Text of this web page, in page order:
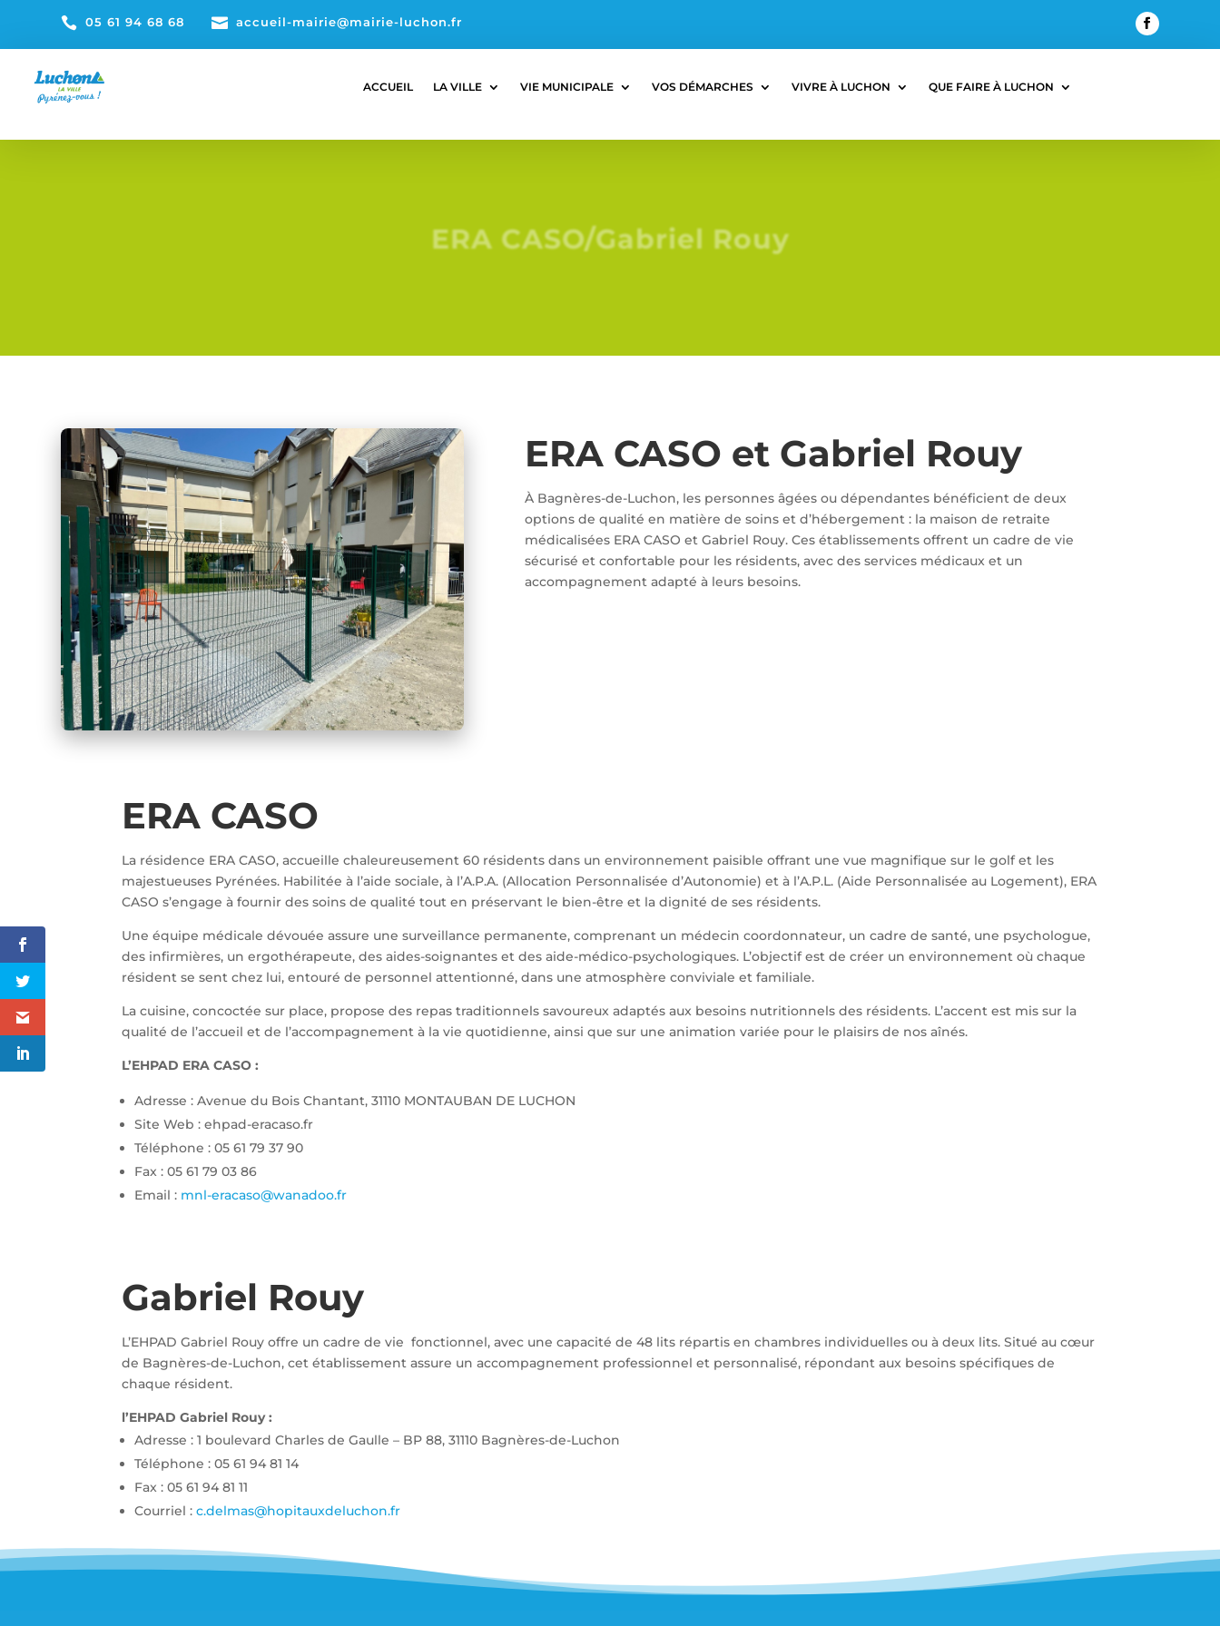
 05 61 94 68 68  accueil-mairie@mairie-luchon.fr
ACCUEIL LA VILLE VIE MUNICIPALE VOS DÉMARCHES VIVRE À LUCHON QUE FAIRE À LUCHON
ERA CASO/Gabriel Rouy
ERA CASO et Gabriel Rouy
À Bagnères-de-Luchon, les personnes âgées ou dépendantes bénéficient de deux
options de qualité en matière de soins et d’hébergement : la maison de retraite
médicalisées ERA CASO et Gabriel Rouy. Ces établissements offrent un cadre de vie
sécurisé et confortable pour les résidents, avec des services médicaux et un
accompagnement adapté à leurs besoins.
ERA CASO
La résidence ERA CASO, accueille chaleureusement 60 résidents dans un environnement paisible offrant une vue magnifique sur le golf et les
majestueuses Pyrénées. Habilitée à l’aide sociale, à l’A.P.A. (Allocation Personnalisée d’Autonomie) et à l’A.P.L. (Aide Personnalisée au Logement), ERA
CASO s’engage à fournir des soins de qualité tout en préservant le bien-être et la dignité de ses résidents.
Une équipe médicale dévouée assure une surveillance permanente, comprenant un médecin coordonnateur, un cadre de santé, une psychologue,
des infirmières, un ergothérapeute, des aides-soignantes et des aide-médico-psychologiques. L’objectif est de créer un environnement où chaque
résident se sent chez lui, entouré de personnel attentionné, dans une atmosphère conviviale et familiale.
La cuisine, concoctée sur place, propose des repas traditionnels savoureux adaptés aux besoins nutritionnels des résidents. L’accent est mis sur la
qualité de l’accueil et de l’accompagnement à la vie quotidienne, ainsi que sur une animation variée pour le plaisirs de nos aînés.
L’EHPAD ERA CASO :
Adresse : Avenue du Bois Chantant, 31110 MONTAUBAN DE LUCHON
Site Web : ehpad-eracaso.fr
Téléphone : 05 61 79 37 90
Fax : 05 61 79 03 86
Email : mnl-eracaso@wanadoo.fr
Gabriel Rouy
L’EHPAD Gabriel Rouy offre un cadre de vie fonctionnel, avec une capacité de 48 lits répartis en chambres individuelles ou à deux lits. Situé au cœur
de Bagnères-de-Luchon, cet établissement assure un accompagnement professionnel et personnalisé, répondant aux besoins spécifiques de
chaque résident.
l’EHPAD Gabriel Rouy :
Adresse : 1 boulevard Charles de Gaulle – BP 88, 31110 Bagnères-de-Luchon
Téléphone : 05 61 94 81 14
Fax : 05 61 94 81 11
Courriel :c.delmas@hopitauxdeluchon.fr